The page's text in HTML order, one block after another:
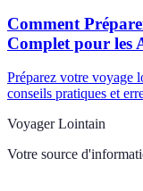
Comment
Complet pour les
Préparez votre voyage
conseils pratiques et
Voyager Lointain
Votre source